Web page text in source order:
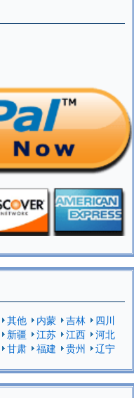
其他 内蒙 吉林
四川
新疆 江苏 江西
河北
甘肃 福建 贵州
辽宁